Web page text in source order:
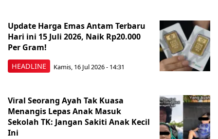
HEADLINE
Update Harga Emas Antam Terbaru
Hari ini 15 Juli 2026, Naik Rp20.000
Per Gram!
Kamis, 16 Jul 2026 - 14:31
Viral Seorang Ayah Tak Kuasa
Menangis Lepas Anak Masuk
Sekolah TK: Jangan Sakiti Anak Kecil
Ini